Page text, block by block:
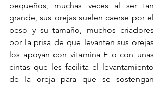
pequeños, muchas veces al ser tan
grande, sus orejas suelen caerse por el
peso y su tamaño, muchos criadores
por la prisa de que levanten sus orejas
los apoyan con vitamina E o con unas
cintas que les facilita el levantamiento
de la oreja para que se sostengan